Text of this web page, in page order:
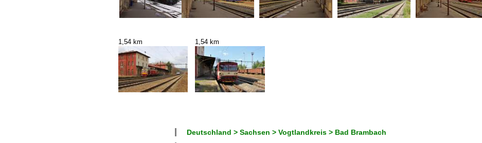
1,54 km 1,54 km
Deutschland > Sachsen > Vogtlandkreis > Bad Brambach